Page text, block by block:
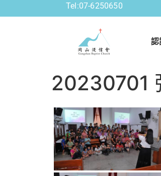
Tel:07-6250650
認
20230701